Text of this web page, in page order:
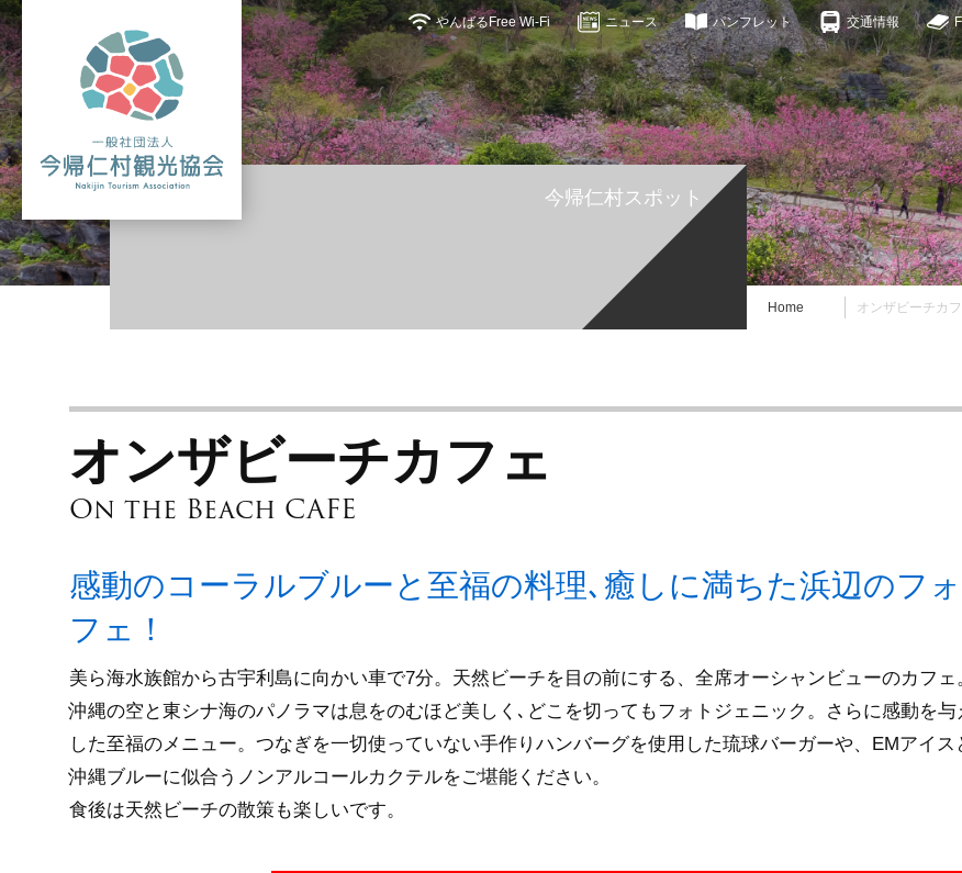
やんばるFree Wi-Fi ニュース パンフレット 交通情報
今帰仁村スポット
Home オンザビーチカ
オンザビーチカフェ
On the Beach CAFE
感動のコーラルブルーと至福の料理､癒しに満ちた浜辺のフ
フェ！
美ら海水族館から古宇利島に向かい車で7分。天然ビーチを目の前にする、全席オーシャンビューのカフェ
沖縄の空と東シナ海のパノラマは息をのむほど美しく､どこを切ってもフォトジェニック。さらに感動を
した至福のメニュー。つなぎを一切使っていない手作りハンバーグを使用した琉球バーガーや、EMアイス
沖縄ブルーに似合うノンアルコールカクテルをご堪能ください。
食後は天然ビーチの散策も楽しいです。